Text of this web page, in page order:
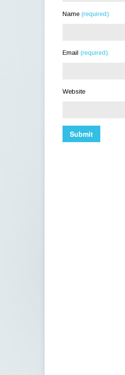
Name (required):
Email (required):
Website